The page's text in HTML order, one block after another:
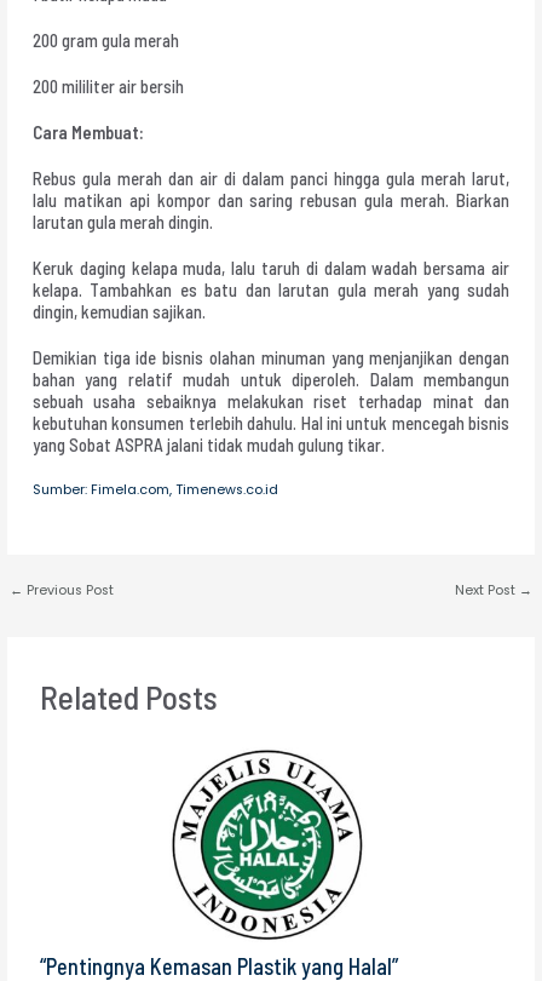
200 gram gula merah
200 mililiter air bersih
Cara Membuat:
Rebus gula merah dan air di dalam panci hingga gula merah larut,
lalu matikan api kompor dan saring rebusan gula merah. Biarkan
larutan gula merah dingin.
Keruk daging kelapa muda, lalu taruh di dalam wadah bersama air
kelapa. Tambahkan es batu dan larutan gula merah yang sudah
dingin, kemudian sajikan.
Demikian tiga ide bisnis olahan minuman yang menjanjikan dengan
bahan yang relatif mudah untuk diperoleh. Dalam membangun
sebuah usaha sebaiknya melakukan riset terhadap minat dan
kebutuhan konsumen terlebih dahulu. Hal ini untuk mencegah bisnis
yang Sobat ASPRA jalani tidak mudah gulung tikar.
Sumber: Fimela.com, Timenews.co.id
← Previous Post Next Post →
Related Posts
“Pentingnya Kemasan Plastik yang Halal”